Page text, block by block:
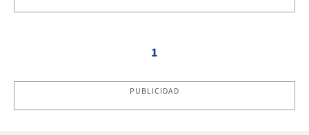
1
PUBLICIDAD